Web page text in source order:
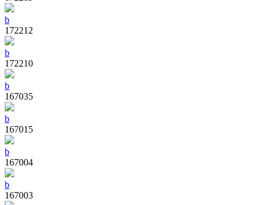
b
172212
b
172210
b
167035
b
167015
b
167004
b
167003